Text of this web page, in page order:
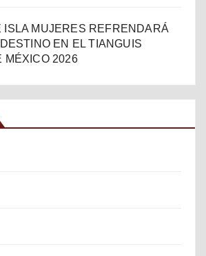
ISLA MUJERES REFRENDARÁ
EN EL TIANGUIS
MÉXICO 2026